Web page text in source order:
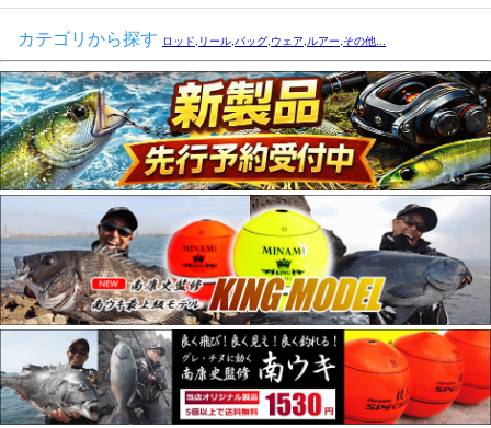
カテゴリから探す ロッド,リール,バッグ,ウェア,ルアー,その他...